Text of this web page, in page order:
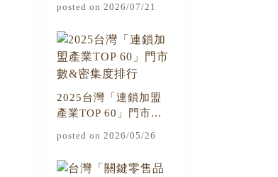
posted on 2026/07/21
2025台灣「連鎖加盟
產業TOP 60」門市...
posted on 2026/05/26